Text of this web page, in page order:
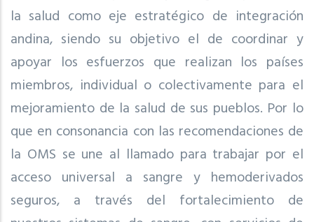
la salud como eje estratégico de integración
andina, siendo su objetivo el de coordinar y
apoyar los esfuerzos que realizan los países
miembros, individual o colectivamente para el
mejoramiento de la salud de sus pueblos. Por lo
que en consonancia con las recomendaciones de
la OMS se une al llamado para trabajar por el
acceso universal a sangre y hemoderivados
seguros, a través del fortalecimiento de